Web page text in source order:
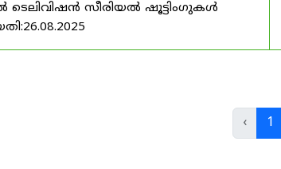
ടെലിവിഷൻ സീരിയൽ ഷൂട്ടിംഗുകൾ
‹ 1